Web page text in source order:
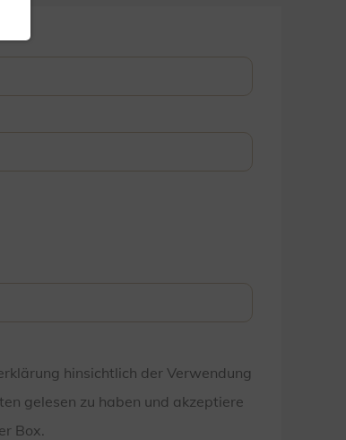
hinsichtlich der Verwendung
gelesen zu haben und akzeptiere
Box.